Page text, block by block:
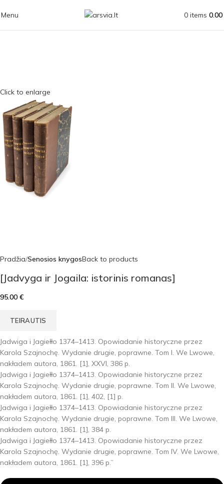
Menu 0 items 0.00
Click to enlarge
Pradžia Senosios knygosBack to products
[Jadvyga ir Jogaila: istorinis romanas]
95.00 €
TEIRAUTIS
Jadwiga i Jagiełło 1374–1413. Opowiadanie historyczne przez
Karola Szajnochę. Wydanie drugie, poprawne. Tom I. We Lwowe,
nakładem autora, 1861. [1], XXVI, 386 p.
Jadwiga i Jagiełło 1374–1413. Opowiadanie historyczne przez
Karola Szajnochę. Wydanie drugie, poprawne. Tom II. We Lwowe,
nakładem autora, 1861. [1], 402, [1] p.
Jadwiga i Jagiełło 1374–1413. Opowiadanie historyczne przez
Karola Szajnochę. Wydanie drugie, poprawne. Tom III. We Lwowe,
nakładem autora, 1861. [1], 384 p.
Jadwiga i Jagiełło 1374–1413. Opowiadanie historyczne przez
Karola Szajnochę. Wydanie drugie, poprawne. Tom IV. We Lwowe,
nakładem autora, 1861. [1], 396 p.”